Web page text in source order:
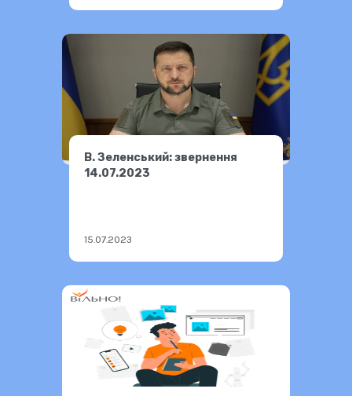
В. Зеленський: звернення
14.07.2023
15.07.2023